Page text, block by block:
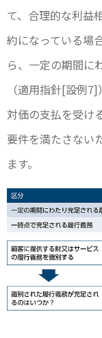
て、合理的な利益
約になっている場
ら、一定の期間に
（適用指針[設例
対価の支払を受け
要件を満たさない
ます。